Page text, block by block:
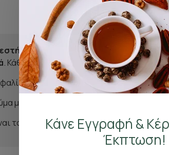
Κάνε Εγγραφή &
Έκπτωση!
Περιγραφή
γεύση του μήλου και την αρωματική
. Κάθε φακελάκι περιέχει 1,5 γραμμάριο,
τη μέγιστη φρεσκάδα και ευκολία
μορφή; Δείτε τη διαθέσιμη επιλογή
το Μήλο απ' την Πόλη σεφακελάκιαή